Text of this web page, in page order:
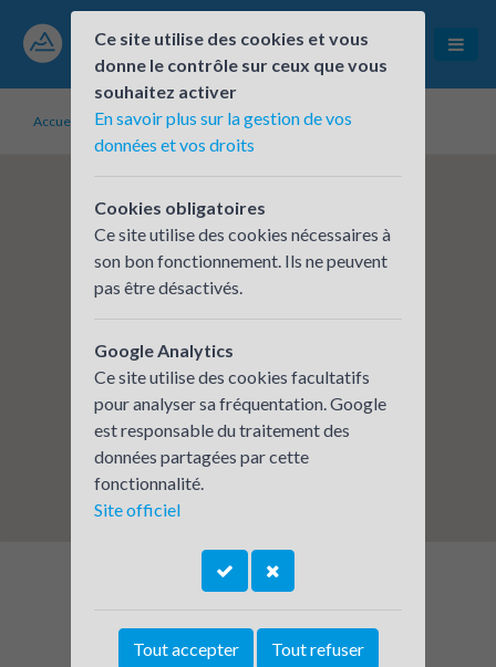
Accueil Établissements inscrits ISRA
Ce site utilise des cookies et vous
donne le contrôle sur ceux que vous
souhaitez activer
En savoir plus sur la gestion de vos
données et vos droits
Cookies obligatoires
Ce site utilise des cookies nécessaires à
son bon fonctionnement. Ils ne peuvent
pas être désactivés.
Google Analytics
Ce site utilise des cookies facultatifs
pour analyser sa fréquentation. Google
est responsable du traitement des
données partagées par cette
fonctionnalité.
Site officiel
Tout accepter Tout refuser